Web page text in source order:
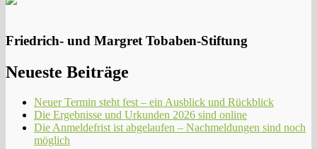
Friedrich- und Margret Tobaben-Stiftung
Neueste Beiträge
Neuer Termin steht fest – ein Ausblick und Rückblick
Die Ergebnisse und Urkunden 2026 sind online
Die Anmeldefrist ist abgelaufen – Nachmeldungen sind noch
möglich